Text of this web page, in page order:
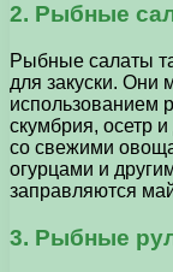
2. Рыбные
Рыбные салаты
для закуски. Они
использованием
скумбрия, осетр
со свежими
огурцами и
заправляются
3. Рыбные